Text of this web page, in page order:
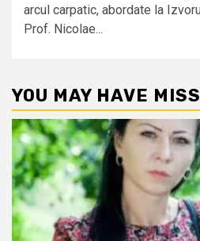
arcul carpatic, abordate la
Prof. Nicolae...
YOU MAY HAVE